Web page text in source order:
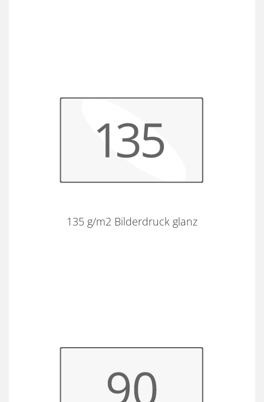
135 g/m2 Bilderdruck glanz